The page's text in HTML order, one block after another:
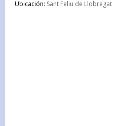
Ubicación: Sant Feliu de Llobregat